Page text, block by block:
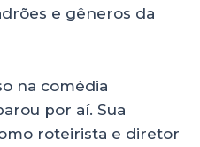
e gêneros da
na comédia
por aí. Sua
roteirista e diretor